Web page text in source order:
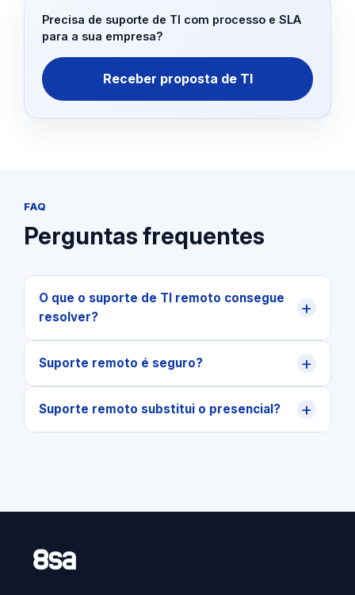
Precisa de suporte de TI com processo e SLA
para a sua empresa?
Receber proposta de TI
FAQ
Perguntas frequentes
O que o suporte de TI remoto consegue
resolver?
+
Suporte remoto é seguro? +
Suporte remoto substitui o presencial? +